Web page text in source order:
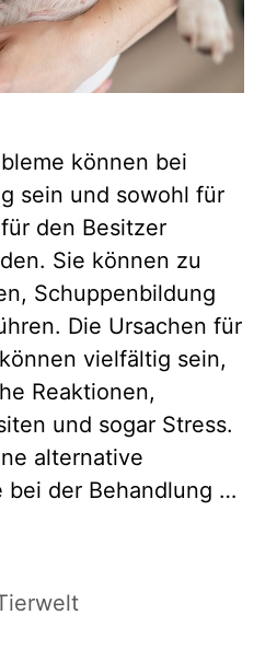
können bei
sein und sowohl für
den Besitzer
Sie können zu
Schuppenbildung
Die Ursachen für
vielfältig sein,
Reaktionen,
und sogar Stress.
alternative
bei der Behandlung …